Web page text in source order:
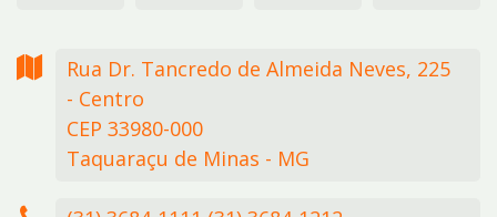
Rua Dr. Tancredo de Almeida Neves, 225
- Centro
CEP 33980-000
Taquaraçu de Minas - MG